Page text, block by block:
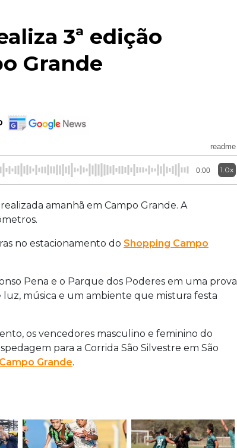
3ª edição
Grande
readme
0:00 1.0x
amanhã em Campo Grande. A
no estacionamento do Shopping Campo
Pena e o Parque dos Poderes em uma prova
música e um ambiente que mistura festa
os vencedores masculino e feminino do
para a Corrida São Silvestre em São
Grande.